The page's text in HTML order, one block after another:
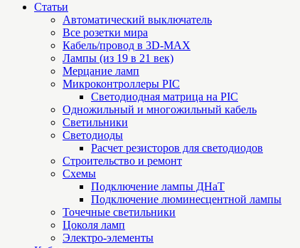
Статьи
Автоматический выключатель
Все розетки мира
Кабель/провод в 3D-MAX
Лампы (из 19 в 21 век)
Мерцание ламп
Микроконтроллеры PIC
Cветодиодная матрица на PIC
Одножильный и многожильный кабель
Светильники
Светодиоды
Расчет резисторов для светодиодов
Строительство и ремонт
Схемы
Подключение лампы ДНаТ
Подключение люминесцентной лампы
Точечные светильники
Цоколя ламп
Электро-элементы